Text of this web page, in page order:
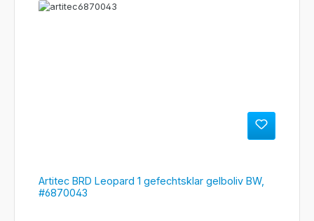
Artitec BRD Leopard 1 gefechtsklar gelboliv BW,
#6870043